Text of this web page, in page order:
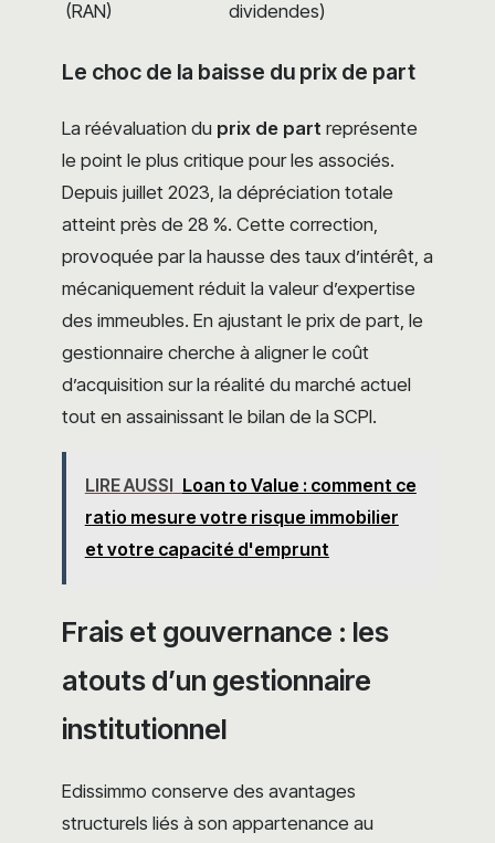
(RAN)
dividendes)
Le choc de la baisse du prix de part
La réévaluation du prix de part représente
le point le plus critique pour les associés.
Depuis juillet 2023, la dépréciation totale
atteint près de 28 %. Cette correction,
provoquée par la hausse des taux d’intérêt, a
mécaniquement réduit la valeur d’expertise
des immeubles. En ajustant le prix de part, le
gestionnaire cherche à aligner le coût
d’acquisition sur la réalité du marché actuel
tout en assainissant le bilan de la SCPI.
LIRE AUSSI Loan to Value : comment ce
ratio mesure votre risque immobilier
et votre capacité d'emprunt
Frais et gouvernance : les
atouts d’un gestionnaire
institutionnel
Edissimmo conserve des avantages
structurels liés à son appartenance au